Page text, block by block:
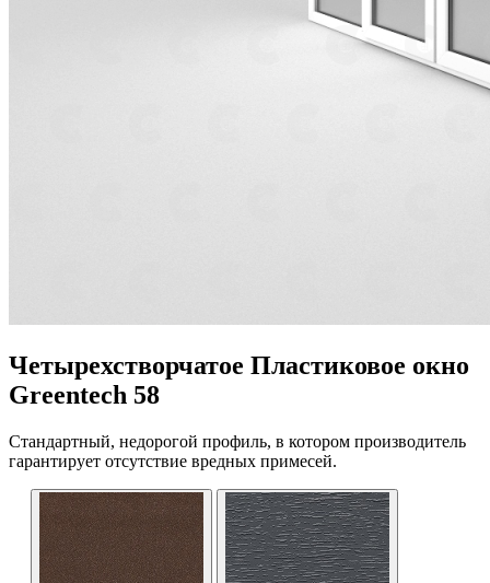
Четырехстворчатое Пластиковое окно
Greentech 58
Стандартный, недорогой профиль, в котором производитель
гарантирует отсутствие вредных примесей.